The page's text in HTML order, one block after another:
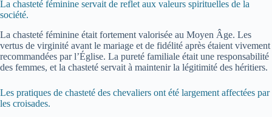
La chasteté féminine servait de reflet aux valeurs spirituelles de la
société.
La chasteté féminine était fortement valorisée au Moyen Âge. Les
vertus de virginité avant le mariage et de fidélité après étaient vivement
recommandées par l’Église. La pureté familiale était une responsabilité
des femmes, et la chasteté servait à maintenir la légitimité des héritiers.
Les pratiques de chasteté des chevaliers ont été largement affectées par
les croisades.